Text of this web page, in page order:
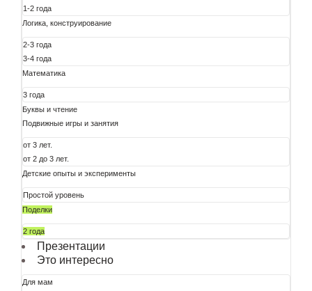
1-2 года
Логика, конструирование
2-3 года
3-4 года
Математика
3 года
Буквы и чтение
Подвижные игры и занятия
от 3 лет.
от 2 до 3 лет.
Детские опыты и эксперименты
Простой уровень
Поделки
2 года
Презентации
Это интересно
Для мам